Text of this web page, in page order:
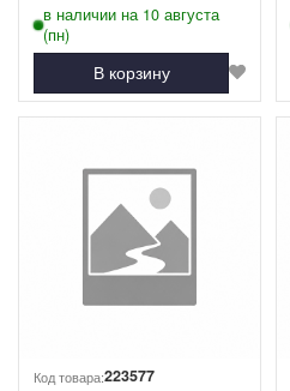
в наличии на 10 августа
(пн)
В корзину
Код товара:223577